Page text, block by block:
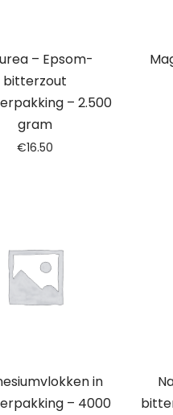
– Epsom-
bitterzout
– 2.500
gram
€16.50
in
– 4000